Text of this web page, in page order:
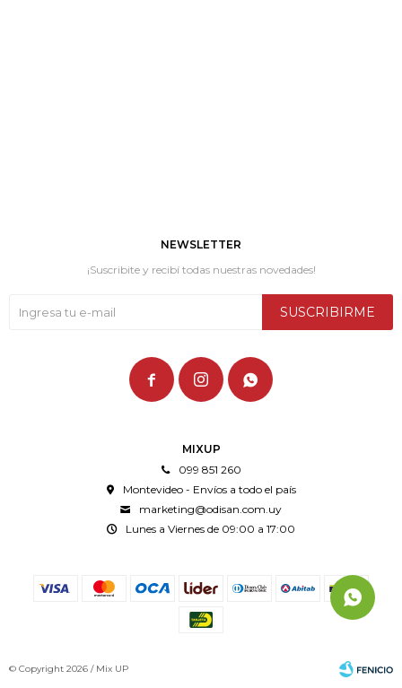
MIXUP
099 851 260
Montevideo - Envíos a todo el país
marketing@odisan.com.uy
Lunes a Viernes de 09:00 a 17:00
NEWSLETTER
¡Suscribite y recibí todas nuestras novedades!
SUSCRIBIRME
  
© Copyright 2026 / Mix UP